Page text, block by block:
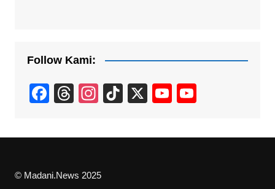
Follow Kami:
F
c
b
T
e
d
In
a
a
Ti
T
X
Y
u
u
© Madani.News 2025